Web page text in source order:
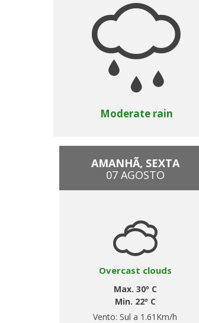
Moderate rain
AMANHÃ, SEXTA
07 AGOSTO
Overcast clouds
Max. 30º C
Min. 22º C
Vento: Sul a 1.61Km/h